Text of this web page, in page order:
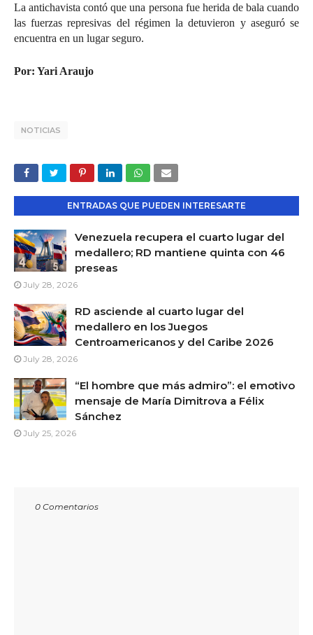
La antichavista contó que una persona fue herida de bala cuando
las fuerzas represivas del régimen la detuvieron y aseguró se
encuentra en un lugar seguro.
Por: Yari Araujo
NOTICIAS
ENTRADAS QUE PUEDEN INTERESARTE
Venezuela recupera el cuarto lugar del
medallero; RD mantiene quinta con 46
preseas
July 28, 2026
RD asciende al cuarto lugar del
medallero en los Juegos
Centroamericanos y del Caribe 2026
July 28, 2026
“El hombre que más admiro”: el emotivo
mensaje de María Dimitrova a Félix
Sánchez
July 25, 2026
0 Comentarios